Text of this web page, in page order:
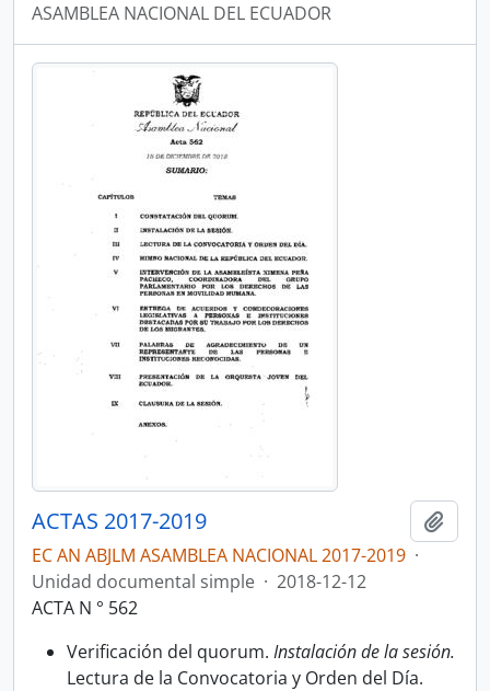
ASAMBLEA NACIONAL DEL ECUADOR
ACTAS 2017-2019
EC AN ABJLM ASAMBLEA NACIONAL 2017-2019 ·
Unidad documental simple · 2018-12-12
ACTA N ° 562
Verificación del quorum. Instalación de la sesión.
Lectura de la Convocatoria y Orden del Día.